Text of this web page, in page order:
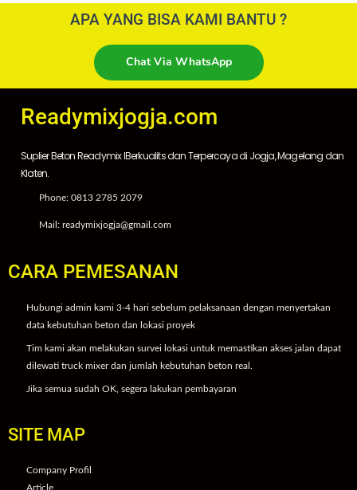
APA YANG BISA KAMI BANTU ?
Chat Via WhatsApp
Readymixjogja.com
Suplier Beton Readymix IBerkualits dan Terpercaya di Jogja, Magelang dan
Klaten.
Phone: 0813 2785 2079
Mail: readymixjogja@gmail.com
CARA PEMESANAN
Hubungi admin kami 3-4 hari sebelum pelaksanaan dengan menyertakan
data kebutuhan beton dan lokasi proyek
Tim kami akan melakukan survei lokasi untuk memastikan akses jalan dapat
dilewati truck mixer dan jumlah kebutuhan beton real.
Jika semua sudah OK, segera lakukan pembayaran
SITE MAP
Company Profil
Article